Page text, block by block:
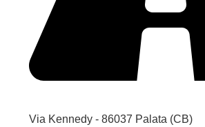
Via Kennedy - 86037 Palata (CB)